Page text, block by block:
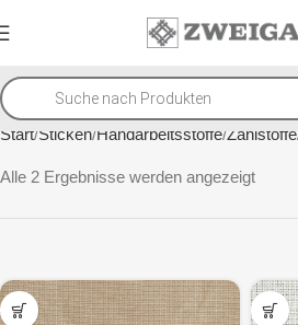
Start Sticken Handarbeitsstoffe Zählstoffe
Alle 2 Ergebnisse werden angezeigt